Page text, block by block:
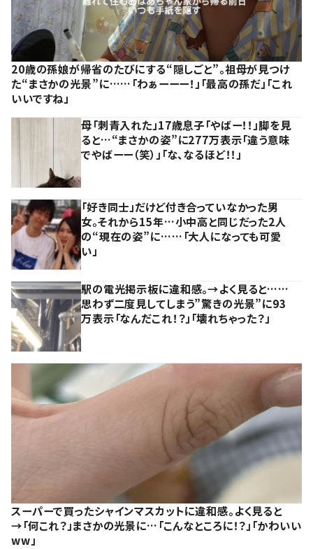
20歳の孫娘が帰省のたびにする“隠しごと”。祖母が見つけ
た“まさかの光景”に……「わぁーーー！」「最高の孫だ」「これ
いいですね」
母「刺青入れた」17歳息子「やばー！！」脚を見
ると…“まさかの姿”に277万表示「違う意味
でやばーー（笑）」「な、なるほど！！」
「好き同士」だけど付き合っていなかった男
女。それから15年…小中高と同じだった2人
の“現在の姿”に……「大人になっても可愛
い」
駅の電光掲示板に違和感。→よく見ると……
思わず二度見してしまう”驚きの光景”に93
万表示「なんだこれ！？」「壊れちゃった？」
スーパーで買ったシャインマスカットに違和感。よく見ると
→「何これ？」まさかの光景に…「こんなところに！？」「かわいい
ww」